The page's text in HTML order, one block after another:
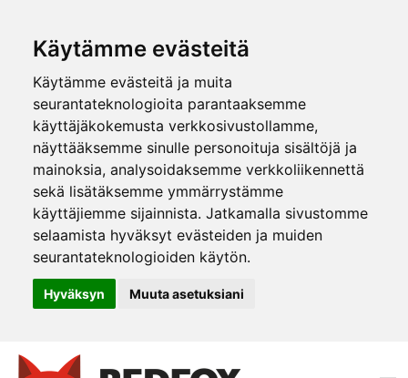
Käytämme evästeitä
Käytämme evästeitä ja muita
seurantateknologioita parantaaksemme
käyttäjäkokemusta verkkosivustollamme,
näyttääksemme sinulle personoituja sisältöjä ja
mainoksia, analysoidaksemme verkkoliikennettä
sekä lisätäksemme ymmärrystämme
käyttäjiemme sijainnista. Jatkamalla sivustomme
selaamista hyväksyt evästeiden ja muiden
seurantateknologioiden käytön.
Hyväksyn Muuta asetuksiani